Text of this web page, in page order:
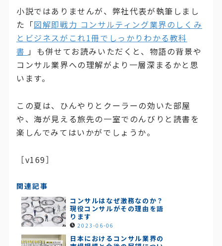
小説ではありませんが、弊社代表が執筆しまし
た「図解即戦力 コンサルティング業界のしくみ
とビジネスがこれ1冊でしっかりわかる教科
書 」も併せてお読みいただくと、物語の背景や
コンサル業界への理解がより一層深まるかと思
います。
この夏は、ひんやりとクーラーの効いた部屋
や、海が見える旅先の一室でのんびりと読書を
楽しんでみてはいかがでしょうか。
［v169］
関連記事
コンサルはなぜ激務なのか？
現役コンサルがその理由を語
ります
2023-06-06
日本におけるコンサル業界の